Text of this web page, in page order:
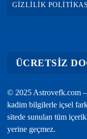
GİZLİLİK
ÜCRETSİZ
© 2025 Astrovefk.com
kadim bilgilerle içsel
sitede sunulan tüm
yerine geçmez.